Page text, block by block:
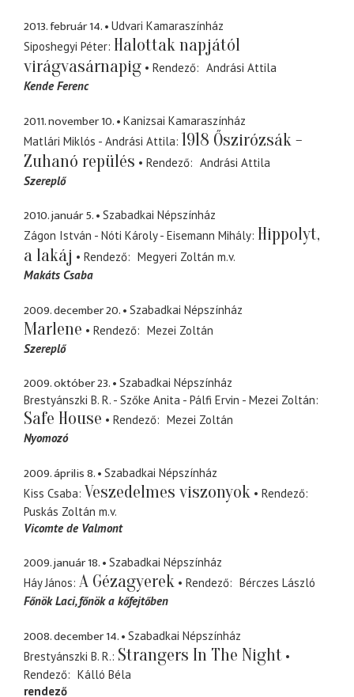
2013. február 14.
Udvari Kamaraszínház
Siposhegyi Péter Halottak napjától
virágvasárnapig
Rendező
Andrási Attila
Kende Ferenc
2011. november 10.
Kanizsai Kamaraszínház
Matlári Miklós - Andrási Attila 1918 Őszirózsák -
Zuhanó repülés
Rendező
Andrási Attila
Szereplő
2010. január 5.
Szabadkai Népszínház
Zágon István - Nóti Károly - Eisemann Mihály Hippolyt,
a lakáj
Rendező Megyeri Zoltán m.v.
Makáts Csaba
2009. december 20. Szabadkai Népszínház
Marlene Rendező
Mezei Zoltán
Szereplő
2009. október 23.
Szabadkai Népszínház
Brestyánszki B. R. - Szőke Anita - Pálfi Ervin - Mezei Zoltán
Safe House Rendező
Mezei Zoltán
Nyomozó
2009. április 8.
Szabadkai Népszínház
Kiss Csaba Veszedelmes viszonyok
Rendező
Puskás Zoltán m.v.
Vicomte de Valmont
2009. január 18.
Szabadkai Népszínház
Háy János A Gézagyerek Rendező
Bérczes László
Főnök Laci főnök a kőfejtőben
2008. december 14.
Szabadkai Népszínház
Brestyánszki B. R. Strangers In The Night
Rendező
Kálló Béla
rendező